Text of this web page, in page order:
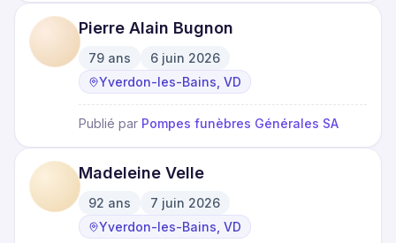
Pierre Alain Bugnon
79 ans
·
6 juin 2026
· Yverdon-les-Bains, VD
Publié par Pompes funèbres Générales SA
Madeleine Velle
92 ans
·
7 juin 2026
· Yverdon-les-Bains, VD